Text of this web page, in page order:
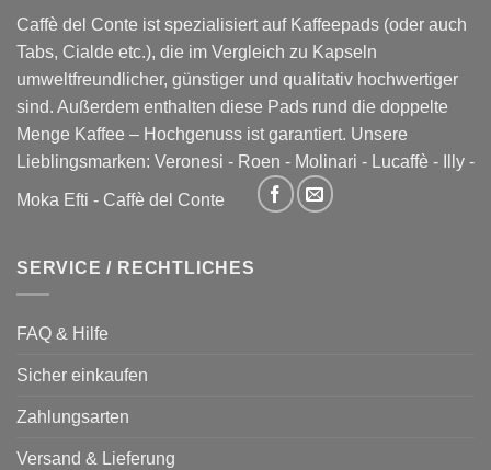
Caffè del Conte ist spezialisiert auf Kaffeepads (oder auch
Tabs, Cialde etc.), die im Vergleich zu Kapseln
umweltfreundlicher, günstiger und qualitativ hochwertiger
sind. Außerdem enthalten diese Pads rund die doppelte
Menge Kaffee – Hochgenuss ist garantiert. Unsere
Lieblingsmarken: Veronesi - Roen - Molinari - Lucaffè - Illy -
Moka Efti - Caffè del Conte
SERVICE / RECHTLICHES
FAQ & Hilfe
Sicher einkaufen
Zahlungsarten
Versand & Lieferung